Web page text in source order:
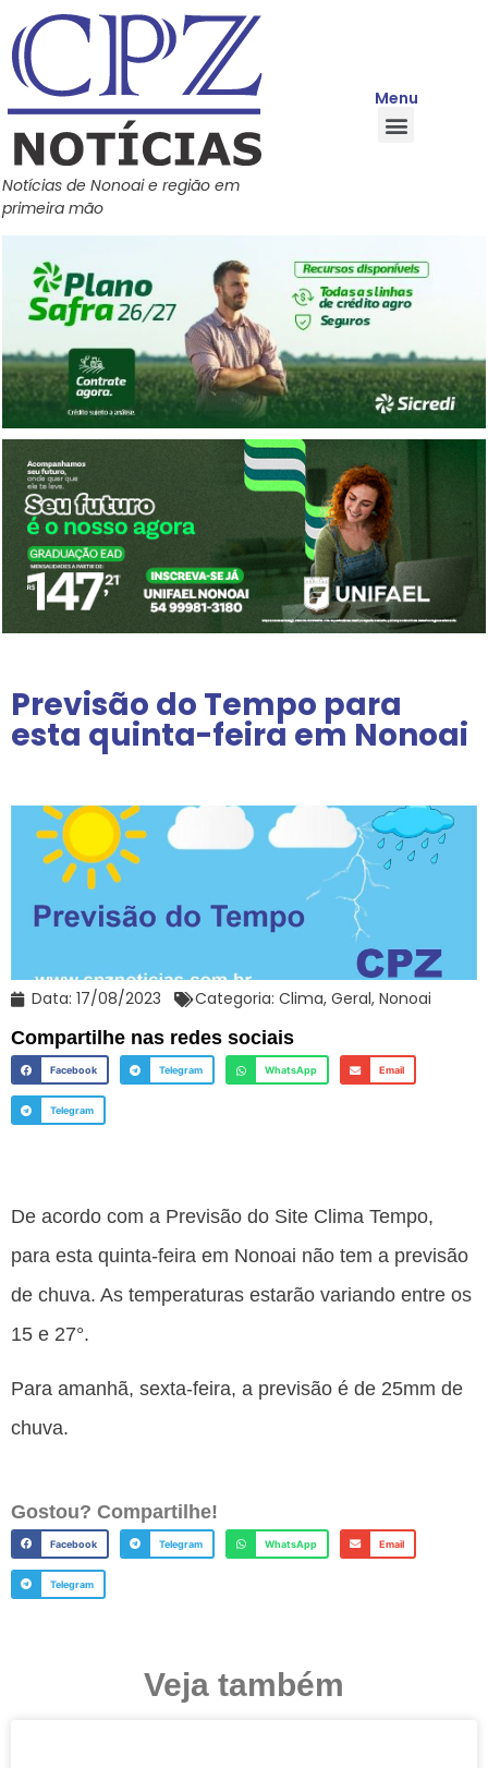
Notícias de Nonoai e região em
primeira mão
Menu
Previsão do Tempo para
esta quinta-feira em Nonoai
Data: 17/08/2023 Categoria: Clima, Geral, Nonoai
Compartilhe nas redes sociais
Facebook Telegram WhatsApp Email
Telegram
De acordo com a Previsão do Site Clima Tempo,
para esta quinta-feira em Nonoai não tem a previsão
de chuva. As temperaturas estarão variando entre os
15 e 27°.
Para amanhã, sexta-feira, a previsão é de 25mm de
chuva.
Gostou? Compartilhe!
Facebook Telegram WhatsApp Email
Telegram
Veja também